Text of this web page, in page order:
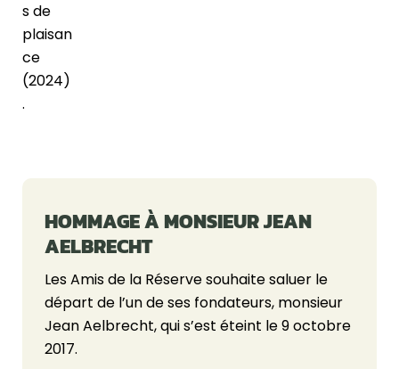
s de
plaisan
ce
(2024)
.
HOMMAGE À MONSIEUR JEAN
AELBRECHT
Les Amis de la Réserve souhaite saluer le
départ de l’un de ses fondateurs, monsieur
Jean Aelbrecht, qui s’est éteint le 9 octobre
2017.